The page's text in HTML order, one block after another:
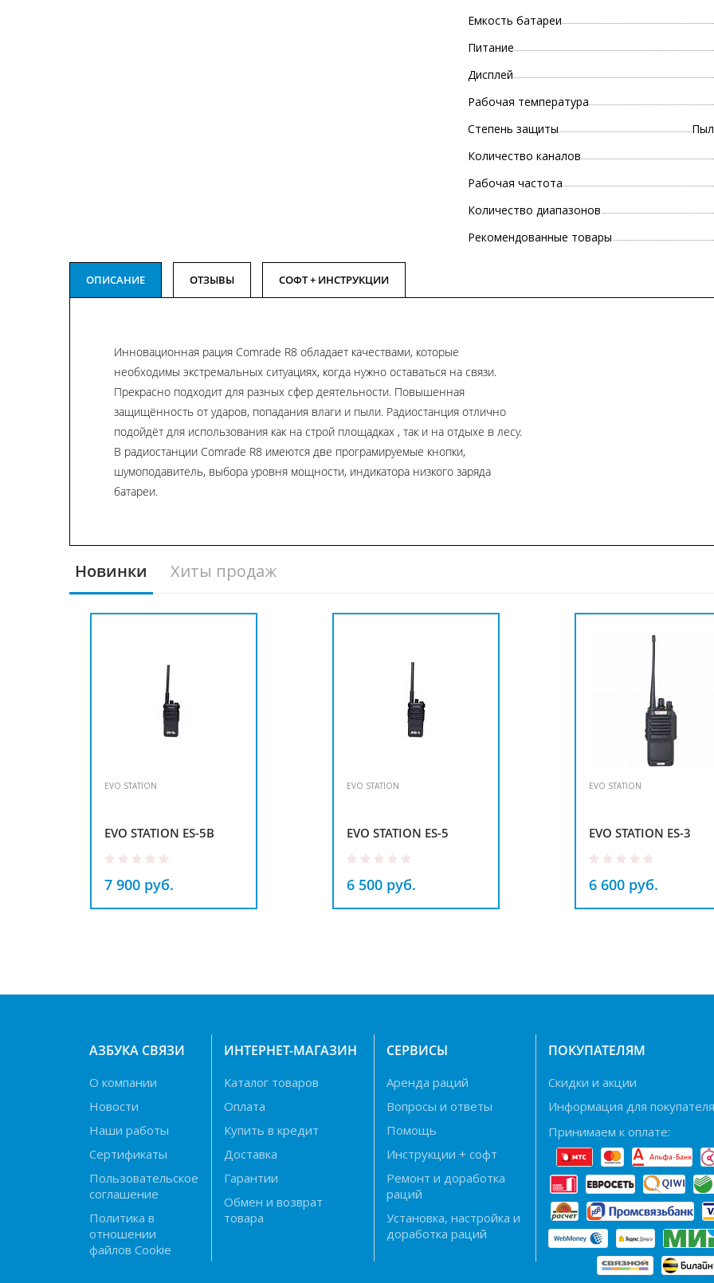
Емкость батареи
Питание
Дисплей
Рабочая температура
Степень защиты
Количество каналов
Рабочая частота
Количество диапазонов
Рекомендованные товары
ОПИСАНИЕ ОТЗЫВЫ СОФТ + ИНСТРУКЦИИ
Инновационная рация Comrade R8 обладает качествами, которые
необходимы экстремальных ситуациях, когда нужно оставаться на связи.
Прекрасно подходит для разных сфер деятельности. Повышенная
защищённость от ударов, попадания влаги и пыли. Радиостанция отлично
подойдёт для использования как на строй площадках , так и на отдыхе в лесу.
В радиостанции Comrade R8 имеются две програмируемые кнопки,
шумоподавитель, выбора уровня мощности, индикатора низкого заряда
батареи.
Новинки Хиты продаж
EVO STATION
EVO STATION ES-5B
7 900 руб.
EVO STATION
EVO STATION ES-5
6 500 руб.
EVO STATION
EVO STATION ES-3
6 600 руб.
АЗБУКА СВЯЗИ
О компании
Новости
Наши работы
Сертификаты
Пользовательское
соглашение
Политика в
отношении
файлов Cookie
ИНТЕРНЕТ-МАГАЗИН
Каталог товаров
Оплата
Купить в кредит
Доставка
Гарантии
Обмен и возврат
товара
СЕРВИСЫ
Аренда раций
Вопросы и ответы
Помощь
Инструкции + софт
Ремонт и доработка
раций
Установка, настройка и
доработка раций
ПОКУПАТЕЛЯМ
Скидки и акции
Информация для покупателя
Принимаем к оплате: